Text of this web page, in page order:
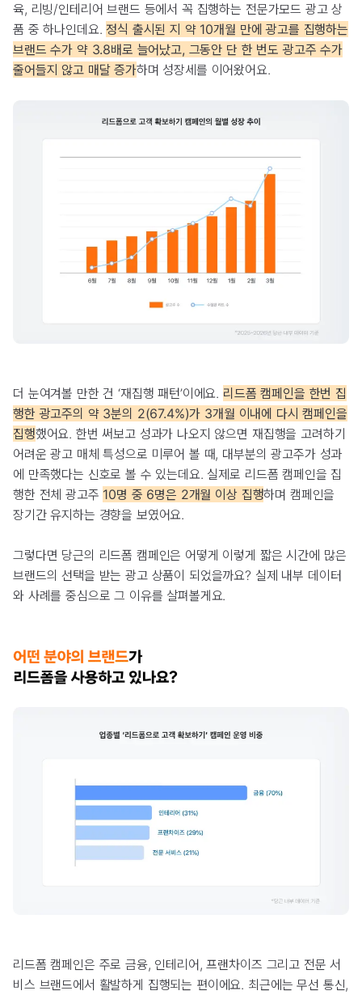
육, 리빙/인테리어 브랜드 등에서 꼭 집행하는 전문가모드 광고 상
품 중 하나인데요.정식 출시된 지 약 10개월 만에 광고를 집행하는
브랜드 수가 약 3.8배로 늘어났고, 그동안 단 한 번도 광고주 수가
줄어들지 않고 매달 증가하며 성장세를 이어왔어요.
더 눈여겨볼 만한 건 ‘재집행 패턴’이에요. 리드폼 캠페인을 한번 집
행한 광고주의 약 3분의 2(67.4%)가 3개월 이내에 다시 캠페인을
집행했어요. 한번 써보고 성과가 나오지 않으면 재집행을 고려하기
어려운 광고 매체 특성으로 미루어 볼 때, 대부분의 광고주가 성과
에 만족했다는 신호로 볼 수 있는데요. 실제로 리드폼 캠페인을 집
행한 전체 광고주 10명 중 6명은 2개월 이상 집행하며 캠페인을
장기간 유지하는 경향을 보였어요.
그렇다면 당근의 리드폼 캠페인은 어떻게 이렇게 짧은 시간에 많은
브랜드의 선택을 받는 광고 상품이 되었을까요? 실제 내부 데이터
와 사례를 중심으로 그 이유를 살펴볼게요.
리드폼 캠페인은 주로 금융, 인테리어, 프랜차이즈 그리고 전문 서
비스 브랜드에서 활발하게 집행되는 편이에요. 최근에는 무선 통신,